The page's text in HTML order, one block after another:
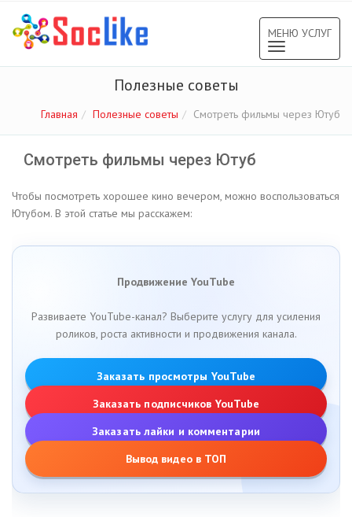
МЕНЮ УСЛУГ
navigation
Полезные советы
Главная Полезные советы Смотреть фильмы через Ютуб
Смотреть фильмы через Ютуб
Чтобы посмотреть хорошее кино вечером, можно воспользоваться
Ютубом. В этой статье мы расскажем:
Продвижение YouTube
Развиваете YouTube-канал? Выберите услугу для усиления
роликов, роста активности и продвижения канала.
Заказать просмотры YouTube
Заказать подписчиков YouTube
Заказать лайки и комментарии
Вывод видео в ТОП